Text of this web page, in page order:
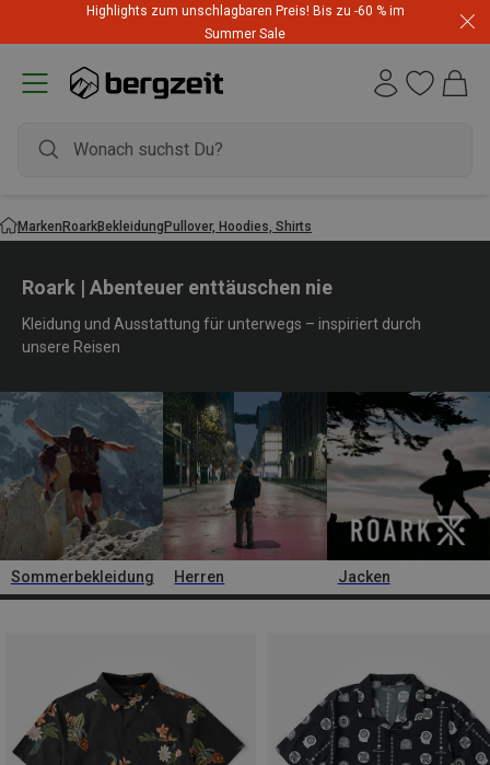
Highlights zum unschlagbaren Preis! Bis zu -60 % im
Summer Sale
MarkenRoarkBekleidungPullover, Hoodies, Shirts
Roark | Abenteuer enttäuschen nie
Kleidung und Ausstattung für unterwegs – inspiriert durch
unsere Reisen
Sommerbekleidung Herren Jacken